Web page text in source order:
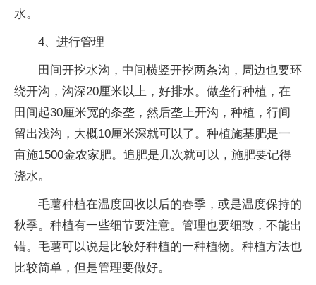
水。
4、进行管理
田间开挖水沟，中间横竖开挖两条沟，周边也要环
绕开沟，沟深20厘米以上，好排水。做垄行种植，在
田间起30厘米宽的条垄，然后垄上开沟，种植，行间
留出浅沟，大概10厘米深就可以了。种植施基肥是一
亩施1500金农家肥。追肥是几次就可以，施肥要记得
浇水。
毛薯种植在温度回收以后的春季，或是温度保持的
秋季。种植有一些细节要注意。管理也要细致，不能出
错。毛薯可以说是比较好种植的一种植物。种植方法也
比较简单，但是管理要做好。